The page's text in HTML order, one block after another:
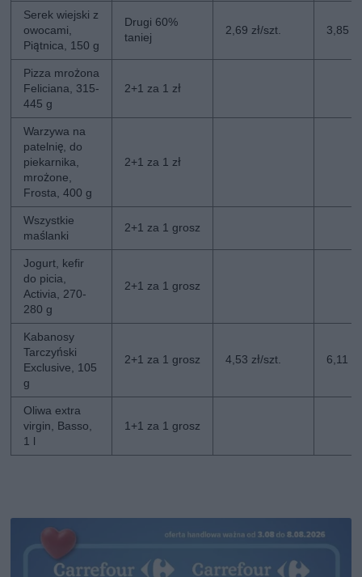
Serek wiejski z
owocami,
Piątnica, 150 g
Drugi 60%
taniej
2,69 zł/szt. 3,85
Pizza mrożona
Feliciana, 315-
445 g
2+1 za 1 zł
Warzywa na
patelnię, do
piekarnika,
mrożone,
Frosta, 400 g
2+1 za 1 zł
Wszystkie
maślanki
2+1 za 1 grosz
Jogurt, kefir
do picia,
Activia, 270-
280 g
2+1 za 1 grosz
Kabanosy
Tarczyński
Exclusive, 105
g
2+1 za 1 grosz 4,53 zł/szt. 6,11
Oliwa extra
virgin, Basso,
1 l
1+1 za 1 grosz